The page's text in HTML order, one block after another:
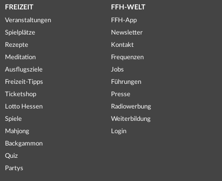
FREIZEIT
Veranstaltungen
Spielplätze
Rezepte
Meditation
Ausflugsziele
Freizeit-Tipps
Ticketshop
Lotto Hessen
Spiele
Mahjong
Backgammon
Quiz
Partys
FFH-WELT
FFH-App
Newsletter
Kontakt
Frequenzen
Jobs
Führungen
Presse
Radiowerbung
Weiterbildung
Login